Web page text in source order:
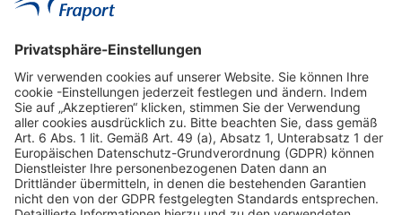
Hilfreiche Links
Online einkaufen & buchen